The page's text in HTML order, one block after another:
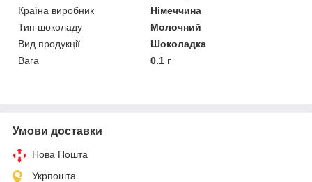
Країна виробник
Німеччина
Тип шоколаду
Молочний
Вид продукції
Шоколадка
Вага
0.1 г
Умови доставки
Нова Пошта
Укрпошта